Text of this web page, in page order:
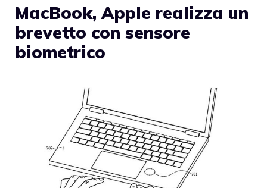
MacBook, Apple realizza un
brevetto con sensore
biometrico